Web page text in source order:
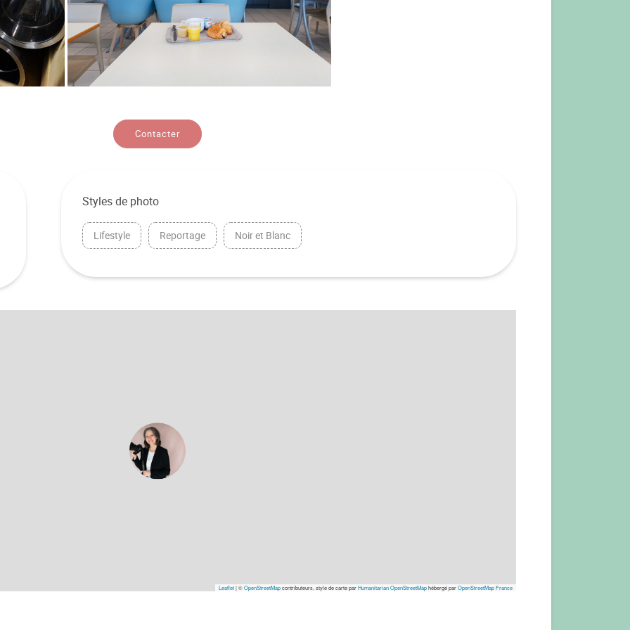
Contacter
Styles de photo
Lifestyle Reportage Noir et Blanc
Leaflet|©OpenStreetMapcontributeurs, style de carte parHumanitarian OpenStreetMaphébergé parOpenStreetMap France